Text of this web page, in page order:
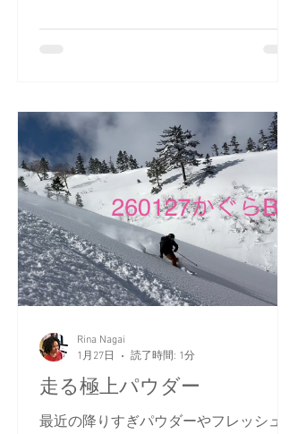
走る極上パウダー
最近の降りすぎパウダーやフレッシュす
Rina Nagai
1月27日
読了時間: 1分